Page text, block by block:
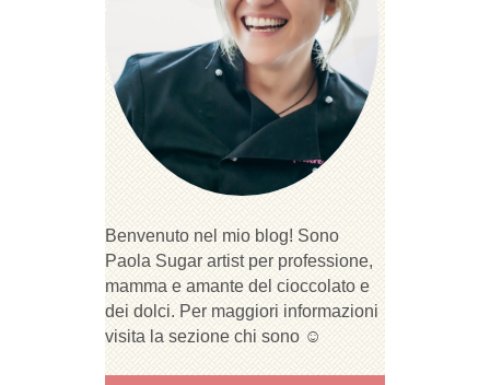
Benvenuto nel mio blog! Sono
Paola Sugar artist per professione,
mamma e amante del cioccolato e
dei dolci. Per maggiori informazioni
visita la sezione chi sono ☺